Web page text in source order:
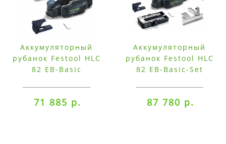
Аккумуляторный
рубанок Festool HLC
82 EB-Basic
71 885 р.
Аккумуляторный
рубанок Festool HLC
82 EB-Basic-Set
87 780 р.